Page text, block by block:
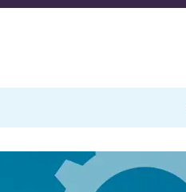
Arbejdsmiljø